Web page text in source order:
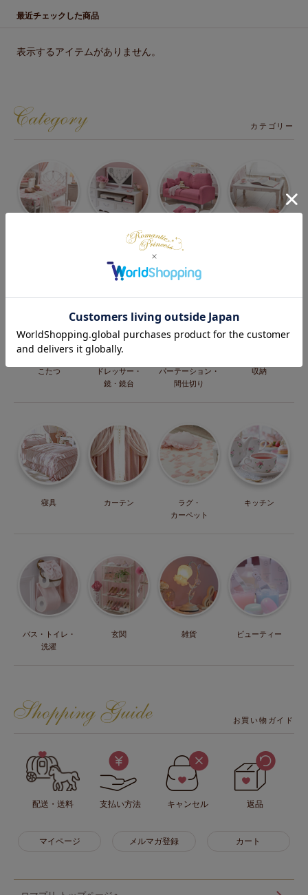
最近チェックした商品
表示するアイテムがありません。
カテゴリー
テレビ台・
テレビボード
ソファー・
ソファーベッド
こたつ
ドレッサー・
鏡・鏡台
パーテーション・
間仕切り
収納
寝具 カーテン
ラグ・
カーペット
キッチン
バス・トイレ・
洗濯
玄関 雑貨 ビューティー
お買い物ガイド
配送・送料 支払い方法 キャンセル 返品
マイページ メルマガ登録 カート